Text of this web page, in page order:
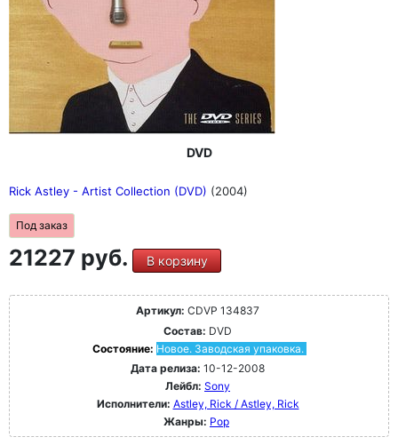
DVD
Rick Astley - Artist Collection (DVD) (2004)
Под заказ
21227 руб. В корзину
Артикул: CDVP 134837
Состав: DVD
Состояние: Новое. Заводская упаковка.
Дата релиза: 10-12-2008
Лейбл: Sony
Исполнители: Astley, Rick / Astley, Rick
Жанры: Pop